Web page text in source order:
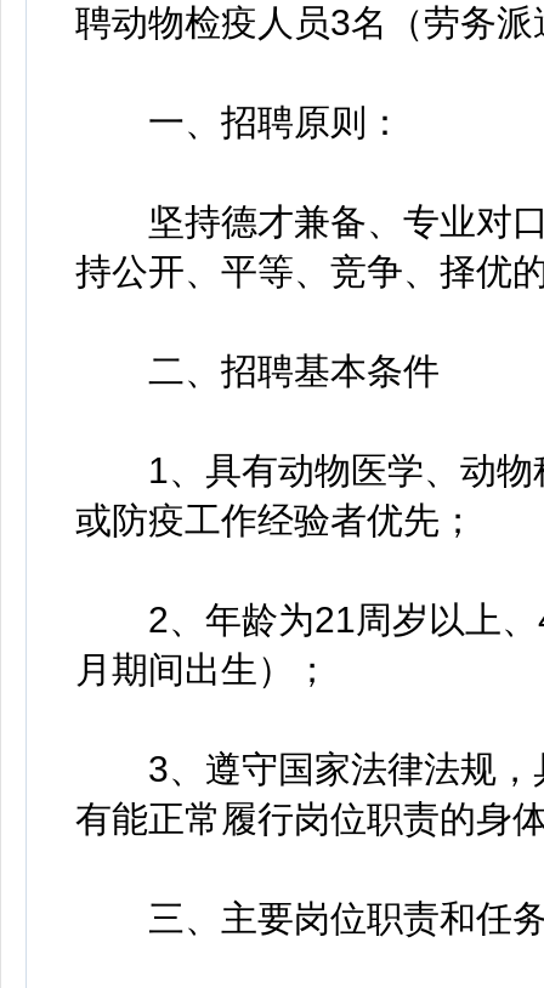
聘动物检疫人员3名（劳务
一、招聘原则：
坚持德才兼备、专业对口
持公开、平等、竞争、择优
二、招聘基本条件
1、具有动物医学、动物
或防疫工作经验者优先；
2、年龄为21周岁以上、
月期间出生）；
3、遵守国家法律法规，
有能正常履行岗位职责的身
三、主要岗位职责和任